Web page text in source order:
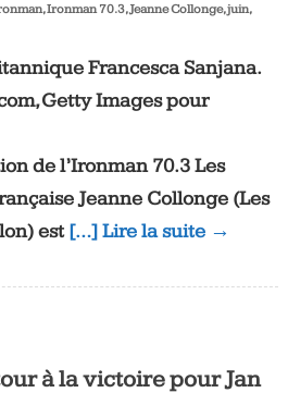
,Ironman 70.3,Jeanne Collonge,juin,
Francesca Sanjana.
Getty Images pour
de l’Ironman 70.3 Les
Jeanne Collonge (Les
est[…] Lire la suite →
à la victoire pour Jan